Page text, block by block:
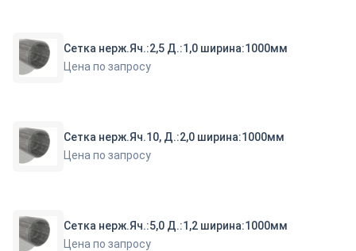
Сетка нерж.Яч.:2,5 Д.:1,0 ширина:1000мм
Цена по запросу
Сетка нерж.Яч.10, Д.:2,0 ширина:1000мм
Цена по запросу
Сетка нерж.Яч.:5,0 Д.:1,2 ширина:1000мм
Цена по запросу